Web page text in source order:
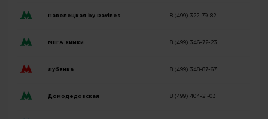
Павелецкая by Davines 8 (499) 322-79-82
МЕГА Химки 8 (499) 346-72-23
Лубянка 8 (499) 348-87-67
Домодедовская 8 (499) 404-21-03